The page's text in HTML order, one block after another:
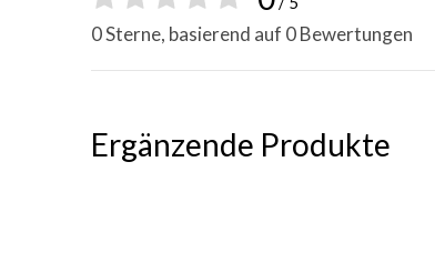
0 Sterne, basierend auf 0 Bewertungen
Ergänzende Produkte